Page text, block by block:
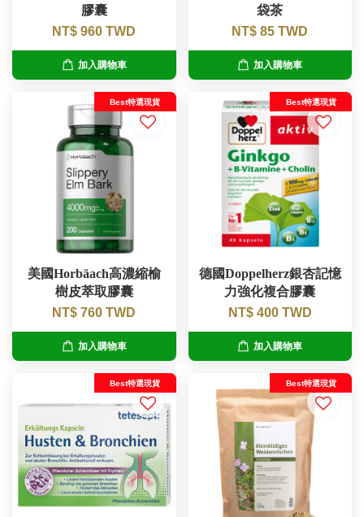
膠囊
NT$ 960 TWD
加入購物車
袋茶
NT$ 85 TWD
加入購物車
Best特選現貨
美國Horbäach高濃縮榆
樹皮萃取膠囊
NT$ 760 TWD
加入購物車
Best特選現貨
德國Doppelherz銀杏記憶
力強化複合膠囊
NT$ 400 TWD
加入購物車
Best特選現貨 Best特選現貨